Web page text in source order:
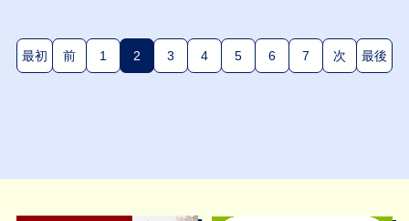
最初 前 1 2(現在のページ)
3 4 5 6 7 次 最後